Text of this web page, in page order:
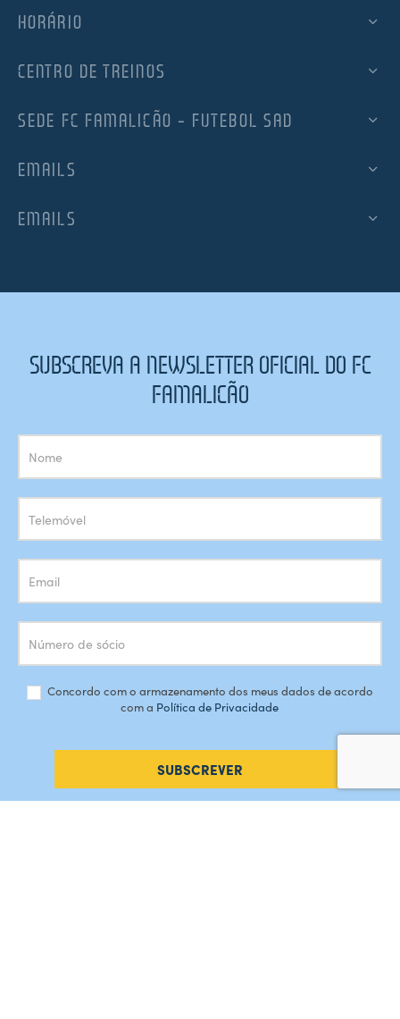
HORÁRIO
CENTRO DE TREINOS
SEDE FC FAMALICÃO – FUTEBOL SAD
EMAILS
EMAILS
SUBSCREVA A NEWSLETTER OFICIAL DO FC
FAMALICÃO
Subscrição
Newsletter
Concordo com o armazenamento dos meus dados de acordo
com a Política de Privacidade
SUBSCREVER